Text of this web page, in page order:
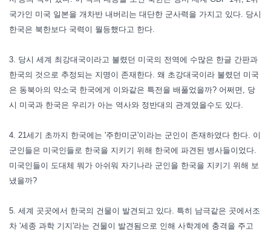
국가인 미국 일본을 개차반 내버리는 대단한 군사력을 가지고 있다. 당시
한국은 북한보다 국력이 월등했다고 한다.
3. 당시 세계 최강대국이라고 불렸던 미국의 전역에 수많은 한글 간판과
한국의 것으로 추정되는 지명이 존재한다. 왜 초강대국이라 불렸던 미국
은 동북아의 약소국 한국에게 이와같은 특전을 배풀었을까? 어쩌면, 당
시 미국과 한국은 우리가 아는 역사와 정반대의 관계였을수도 있다.
4. 21세기 초까지 한국에는 '주한미군'이라는 군인이 존재하였다 한다. 이
군인들은 미국인들로 한국을 지키기 위해 한국에 파견된 병사들이었다.
미국인들이 도대체 뭐가 아쉬워 자기나라 군인을 한국을 지키기 위해 보
냈을까?
5. 세계 곳곳에서 한국의 건물이 발견되고 있다. 특히 남극같은 곳에서조
차 '세종 과학 기지'라는 건물이 발견됨으로 인해 사학계에 충격을 주고